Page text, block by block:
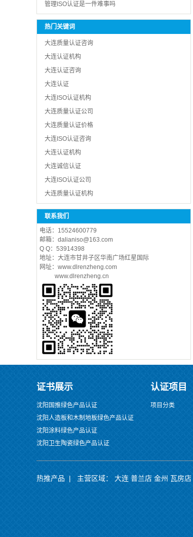
管理ISO认证是一件难事吗
热门关键词
大连质量认证咨询
大连认证机构
大连认证咨询
大连认证
大连ISO认证机构
大连质量认证公司
大连质量认证价格
大连ISO认证咨询
​大连认证机构
大连诚信认证
大连ISO认证公司
大连质量认证机构
联系我们
电话：15524600779
邮箱：dalianiso@163.com
Q Q：53914398
地址：大连市甘井子区华南广场红星国际
网址：www.dlrenzheng.com
www.dlrenzheng.cn
证书展示
沈阳国推绿色产品认证
沈阳人造板和木制地板绿色产品认证
沈阳涂料绿色产品认证
沈阳卫生陶瓷绿色产品认证
认证项目
项目分类
热推产品 | 主营区域： 大连 普兰店 金州 瓦房店